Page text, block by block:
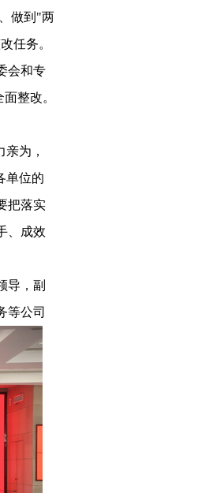
做到"两
任务。
会和专
整改。
为，
单位的
把落实
、成效
导，副
等公司